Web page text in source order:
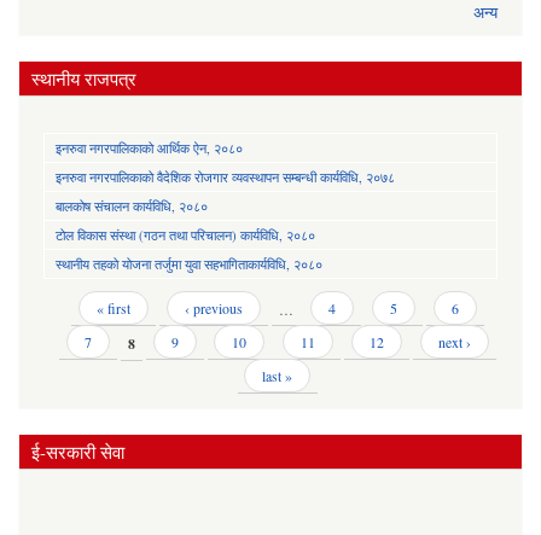
अन्य
स्थानीय राजपत्र
इनरुवा नगरपालिकाको आर्थिक ऐन, २०८०
इनरुवा नगरपालिकाको वैदेशिक रोजगार व्यवस्थापन सम्बन्धी कार्यविधि, २०७८
बालकोष संचालन कार्यविधि, २०८०
टोल विकास संस्था (गठन तथा परिचालन) कार्यविधि, २०८०
स्थानीय तहको योजना तर्जुमा युवा सहभागिताकार्यविधि, २०८०
Pages « first ‹ previous … 4 5
6
7
8 9 10 11 12
next ›
last »
ई-सरकारी सेवा